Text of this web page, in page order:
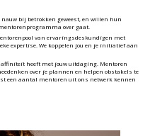
bij betrokken geweest, en willen hun
over gaat.
van ervaringsdeskundigen met
expertise. We koppelen jou en je initiatief aan
heeft met jouw uitdaging. Mentoren
over je plannen en helpen obstakels te
een aantal mentoren uit ons netwerk kennen